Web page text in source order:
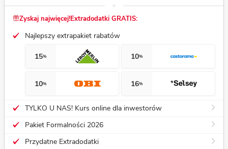
Zyskaj najwięcej!Extradodatki GRATIS:
Najlepszy extrapakiet rabatów
15% 10%
10% 16%
TYLKO U NAS! Kurs online dla inwestorów
Pakiet Formalności 2026
Przydatne Extradodatki